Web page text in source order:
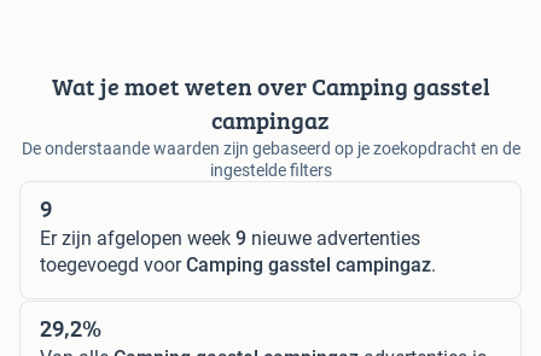
Wat je moet weten over Camping gasstel
campingaz
De onderstaande waarden zijn gebaseerd op je zoekopdracht en de
ingestelde filters
9
Er zijn afgelopen week 9 nieuwe advertenties
toegevoegd voorCamping gasstel campingaz.
29,2%